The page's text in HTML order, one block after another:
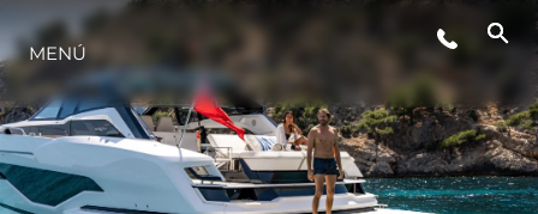
ESTILO DE VIDA
INNOVACIÓN
MENÚ